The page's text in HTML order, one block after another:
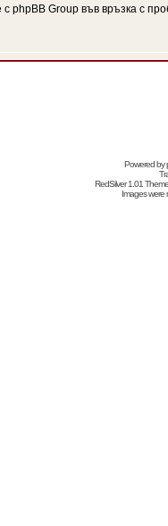
phpBB Group във връзка с
Powered by
RedSilver 1.01
Images were